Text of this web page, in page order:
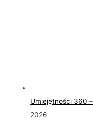
Umiejętności 360
2026